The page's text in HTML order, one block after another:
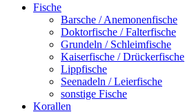
Fische
Barsche / Anemonenfische
Doktorfische / Falterfische
Grundeln / Schleimfische
Kaiserfische / Drückerfische
Lippfische
Seenadeln / Leierfische
sonstige Fische
Korallen